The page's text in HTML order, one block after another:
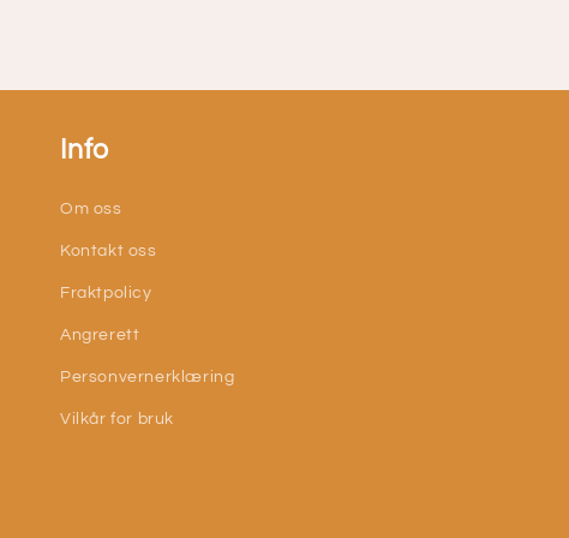
Info
Om oss
Kontakt oss
Fraktpolicy
Angrerett
Personvernerklæring
Vilkår for bruk